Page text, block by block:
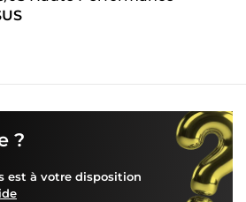
?
est à votre disposition